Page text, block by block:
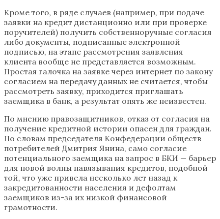
Кроме того, в ряде случаев (например, при подаче
заявки на кредит дистанционно или при проверке
поручителей) получить собственноручные согласия
либо документы, подписанные электронной
подписью, на этапе рассмотрения заявления
клиента вообще не представляется возможным.
Простая галочка на заявке через интернет по закону
согласием на передачу данных не считается, чтобы
рассмотреть заявку, приходится приглашать
заемщика в банк, а результат опять же неизвестен.
По мнению правозащитников, отказ от согласия на
получение кредитной истории опасен для граждан.
По словам председателя Конфедерации обществ
потребителей Дмитрия Янина, само согласие
потенциального заемщика на запрос в БКИ — барьер
для новой волны навязывания кредитов, подобной
той, что уже привела несколько лет назад к
закредитованности населения и дефолтам
заемщиков из-за их низкой финансовой
грамотности.